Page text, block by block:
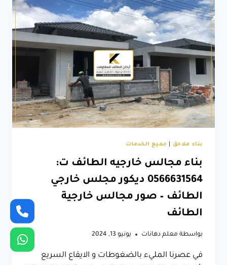
0566631564
دهانات
شقق
الطائف
بناء ملاحق جميع الخدمات
بناء مجالس خارجيه الطائف ت:
0566631564 ديكور مجلس خارجي
الطائف – صور مجالس خارجية
الطائف
بواسطة معلم دهانات يونيو 13, 2024
في عصرنا المليء بالضغوطات و الايقاع السريع